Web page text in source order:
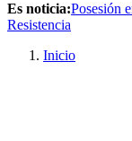
Es noticia:Posesión
Resistencia
Inicio